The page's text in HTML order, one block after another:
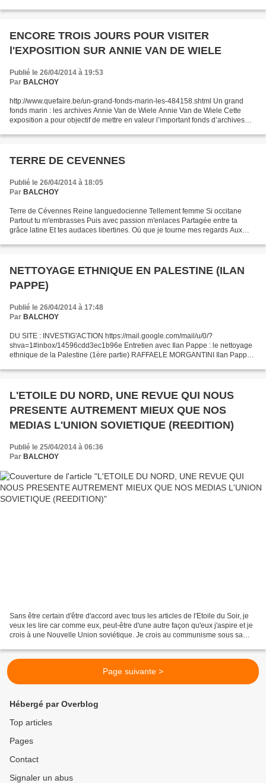
ENCORE TROIS JOURS POUR VISITER
l'EXPOSITION SUR ANNIE VAN DE WIELE
Publié le 26/04/2014 à 19:53
Par BALCHOY
http://www.quefaire.be/un-grand-fonds-marin-les-484158.shtml Un grand
fonds marin : les archives Annie Van de Wiele Annie Van de Wiele Cette
exposition a pour objectif de mettre en valeur l’important fonds d’archives
TERRE DE CEVENNES
Publié le 26/04/2014 à 18:05
Par BALCHOY
Terre de Cévennes Reine languedocienne Tellement femme Si occitane
Partout tu m'embrasses Puis avec passion m'enlaces Partagée entre ta
grâce latine Et tes audaces libertines. Où que je tourne mes regards Aux
NETTOYAGE ETHNIQUE EN PALESTINE (ILAN
PAPPE)
Publié le 26/04/2014 à 17:48
Par BALCHOY
DU SITE : INVESTIG'ACTION https://mail.google.com/mail/u/0/?
shva=1#inbox/14596cdd3ec1b96e Entretien avec Ilan Pappe : le nettoyage
ethnique de la Palestine (1ère partie) RAFFAELE MORGANTINI Ilan Pappe
L'ETOILE DU NORD, UNE REVUE QUI NOUS
PRESENTE AUTREMENT MIEUX QUE NOS
MEDIAS L'UNION SOVIETIQUE (REEDITION)
Publié le 25/04/2014 à 06:36
Par BALCHOY
Sans être certain d'être d'accord avec tous les articles de l'Etoile du Soir, je
veux les lire car comme eux, peut-être d'une autre façon qu'eux j'aspire et je
crois à une Nouvelle Union soviétique. Je crois au communisme sous sa
Page suivante >
Hébergé par Overblog
Top articles
Pages
Contact
Signaler un abus